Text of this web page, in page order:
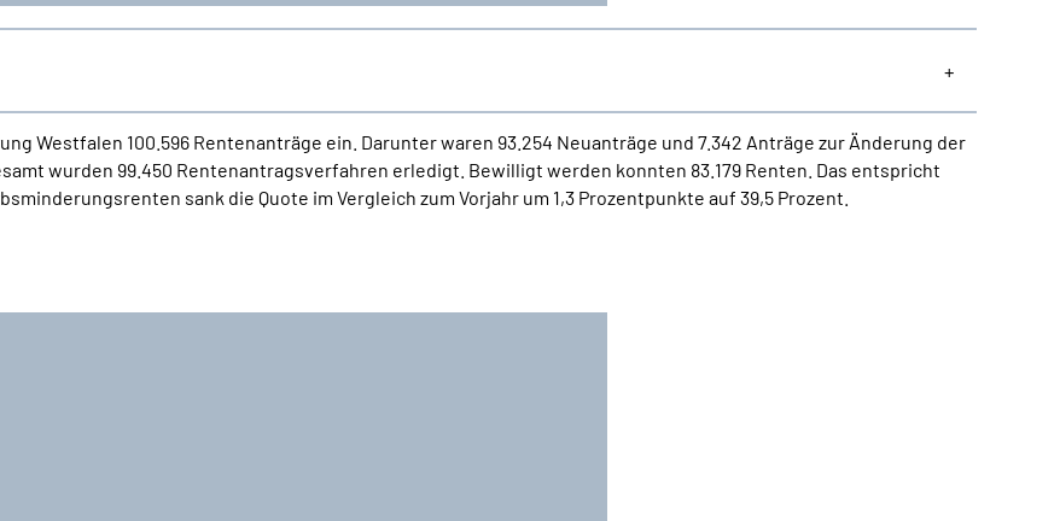
Westfalen 100.596 Rentenanträge ein. Darunter waren 93.254 Neuanträge und 7.342 Anträge zur Änderung der
wurden 99.450 Rentenantragsverfahren erledigt. Bewilligt werden konnten 83.179 Renten. Das entspricht
sank die Quote im Vergleich zum Vorjahr um 1,3 Prozentpunkte auf 39,5 Prozent.